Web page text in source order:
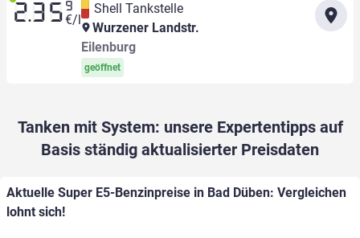
2.35 9
€/l
Shell Tankstelle
Wurzener Landstr.
Eilenburg
geöffnet
Tanken mit System: unsere Expertentipps auf
Basis ständig aktualisierter Preisdaten
Aktuelle Super E5-Benzinpreise in Bad Düben: Vergleichen
lohnt sich!